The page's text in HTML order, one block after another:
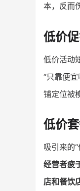
本，反而
低价
低价活动
“只靠便宜
铺定位被
低价
吸引来的
经营者疲
店和餐饮